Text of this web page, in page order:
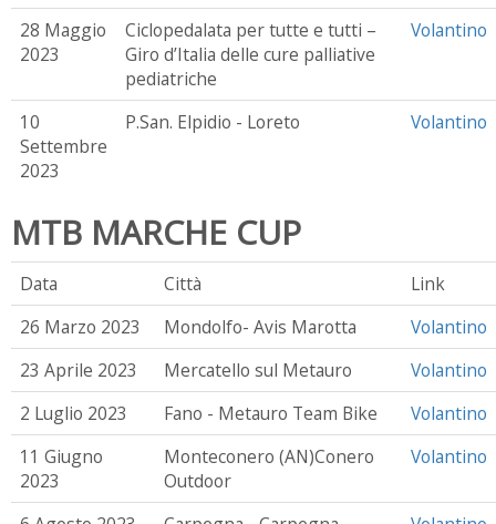
28 Maggio
2023
Ciclopedalata per tutte e tutti –
Giro d’Italia delle cure palliative
pediatriche
Volantino
10
Settembre
2023
P.San. Elpidio - Loreto Volantino
MTB MARCHE CUP
Data Città
Link
26 Marzo 2023
Mondolfo- Avis Marotta
Volantino
23 Aprile 2023
Mercatello sul Metauro
Volantino
2 Luglio 2023
Fano - Metauro Team Bike
Volantino
11 Giugno
2023
Monteconero (AN)Conero
Outdoor
Volantino